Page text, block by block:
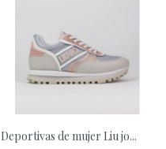
Deportivas de mujer Liu jo...